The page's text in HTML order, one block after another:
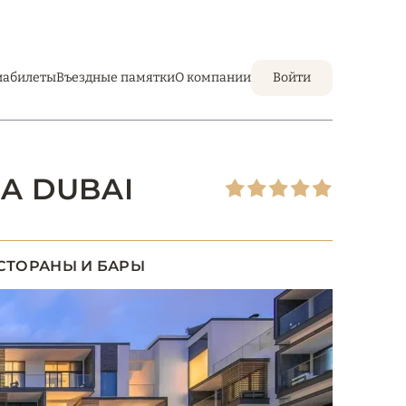
Въездные памяткиО компании Войти
DUBAI
И БАРЫ